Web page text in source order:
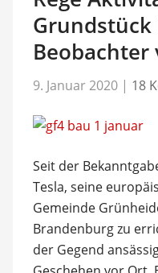
Grundstück
9. Januar 2020 | 18
Seit der
Tesla, seine
Gemeinde
Brandenburg zu
der Gegend